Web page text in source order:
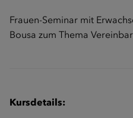
Frauen-Seminar mit
Bousa zum Thema
Kursdetails: